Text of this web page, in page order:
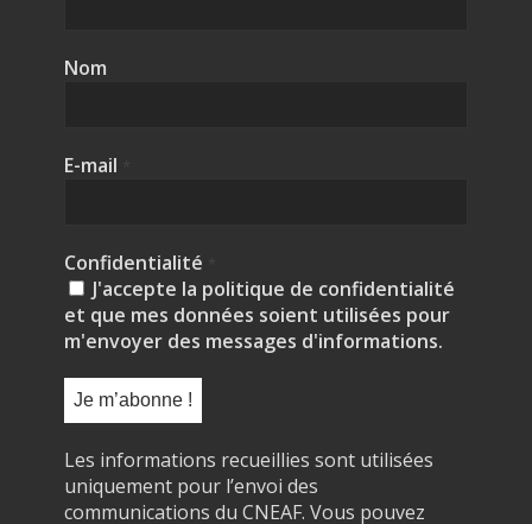
Nom
E-mail
Confidentialité
J'accepte la politique de confidentialité
et que mes données soient utilisées pour
m'envoyer des messages d'informations.
Les informations recueillies sont utilisées
uniquement pour l’envoi des
communications du CNEAF. Vous pouvez